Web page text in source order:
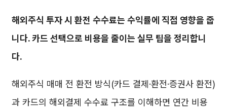
해외주식 투자 시 환전 수수료는 수익률에 직접 영향을 줍
니다. 카드 선택으로 비용을 줄이는 실무 팁을 정리합니
다.
해외주식 매매 전 환전 방식(카드 결제·환전·증권사 환전)
과 카드의 해외결제 수수료 구조를 이해하면 연간 비용